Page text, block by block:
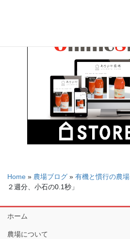
Home » 農場ブログ » 有機と慣行の農場
２週分、小石の0.1秒」
ホーム
農場について